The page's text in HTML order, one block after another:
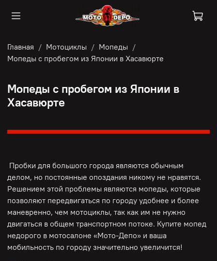
Главная Мотоциклы
Мопеды
Мопеды с пробегом из Японии в Хасавюрте
Мопеды с пробегом из Японии в
Хасавюрте
Пробки для большого города являются обычным
делом, но постоянные опоздания никому не нравятся.
Решением этой проблемы являются мопеды, которые
позволяют передвигаться по городу удобнее и более
маневренно, чем мотоциклы, так как им не нужно
двигаться в общем транспортном потоке. Купите мопед
недорого в мотосалоне «Мото-Депо» и ваша
мобильность по городу значительно увеличится!